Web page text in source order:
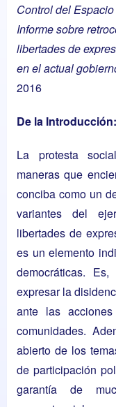
Control del
Informe sobre
libertades de
en el actual
2016
De la Introducción:
La protesta
maneras que
conciba como un
variantes del
libertades de
es un elemento
democráticas.
expresar la
ante las
comunidades.
abierto de los
de participación
garantía de